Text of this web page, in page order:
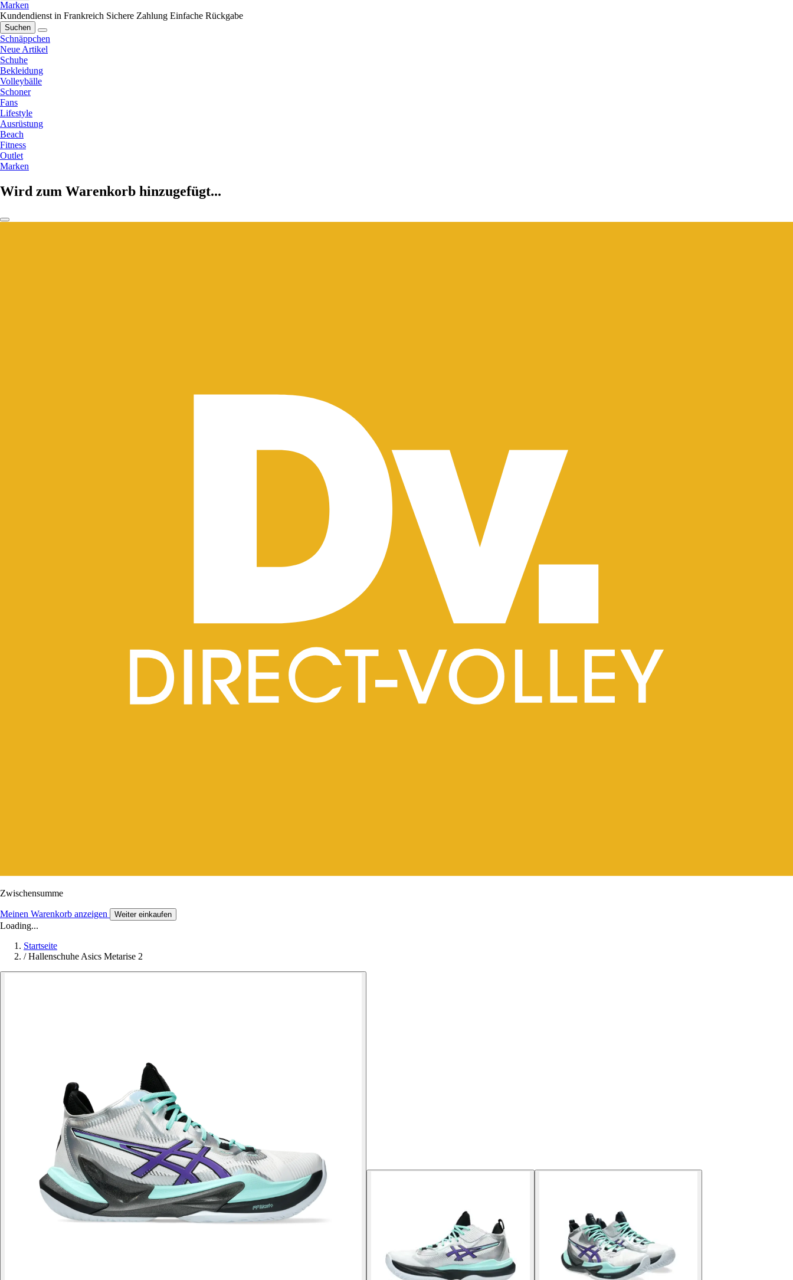
Marken
Kundendienst in Frankreich Sichere Zahlung Einfache Rückgabe
Suchen
Schnäppchen
Neue Artikel
Schuhe
Bekleidung
Volleybälle
Schoner
Fans
Lifestyle
Ausrüstung
Beach
Fitness
Outlet
Marken
Wird zum Warenkorb hinzugefügt...
Zwischensumme
Meinen Warenkorb anzeigen Weiter einkaufen
Loading...
Startseite
/ Hallenschuhe Asics Metarise 2